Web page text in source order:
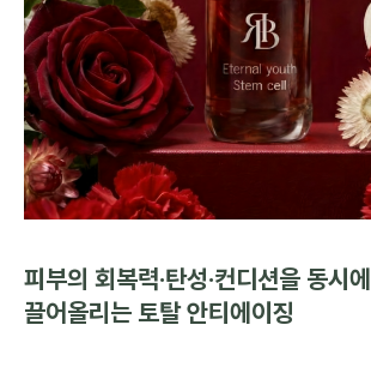
피부의 회복력·탄성·컨디션을 동시에
끌어올리는 토탈 안티에이징